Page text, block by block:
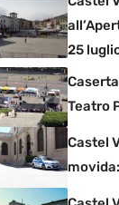
25
Teatro
Castel